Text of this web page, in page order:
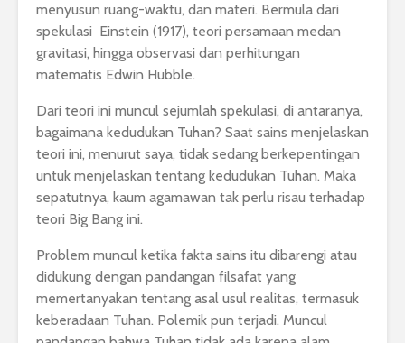
menyusun ruang-waktu, dan materi. Bermula dari
spekulasi Einstein (1917), teori persamaan medan
gravitasi, hingga observasi dan perhitungan
matematis Edwin Hubble.
Dari teori ini muncul sejumlah spekulasi, di antaranya,
bagaimana kedudukan Tuhan? Saat sains menjelaskan
teori ini, menurut saya, tidak sedang berkepentingan
untuk menjelaskan tentang kedudukan Tuhan. Maka
sepatutnya, kaum agamawan tak perlu risau terhadap
teori Big Bang ini.
Problem muncul ketika fakta sains itu dibarengi atau
didukung dengan pandangan filsafat yang
memertanyakan tentang asal usul realitas, termasuk
keberadaan Tuhan. Polemik pun terjadi. Muncul